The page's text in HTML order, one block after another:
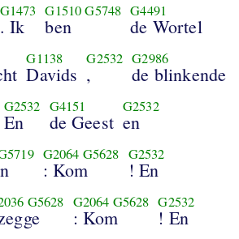
G1473
. Ik
G1510 G5748
ben
G4491
de Wortel
G1138
Davids
G2532
,
G2986
de blinkende
G2532
En
G4151
de Geest
G2532
en
G2064 G5628
: Kom
G2532
! En
G5628 G2064 G5628
: Kom
G2532
! En